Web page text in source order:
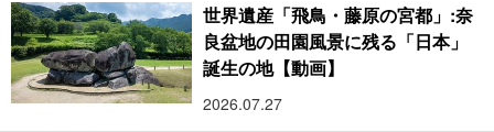
世界遺産「飛鳥・藤原の宮都」:奈
良盆地の田園風景に残る「日本」
誕生の地【動画】
2026.07.27